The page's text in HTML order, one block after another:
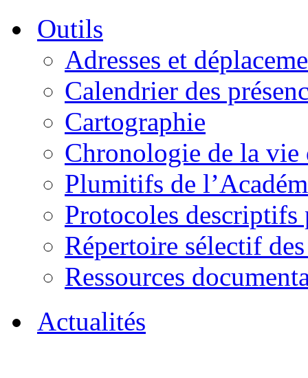
Outils
Adresses et
Calendrier des
Cartographie
Chronologie de la vie
Plumitifs de
Protocoles descriptifs
Répertoire sélectif
Ressources
Actualités